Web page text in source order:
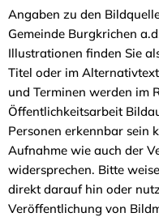
Angaben zu den
Gemeinde Burgkrichen
Illustrationen finden Sie
Titel oder im
und Terminen werden im
Öffentlichkeitsarbeit
Personen erkennbar sein
Aufnahme wie auch der
widersprechen. Bitte
direkt darauf hin oder
Veröffentlichung von